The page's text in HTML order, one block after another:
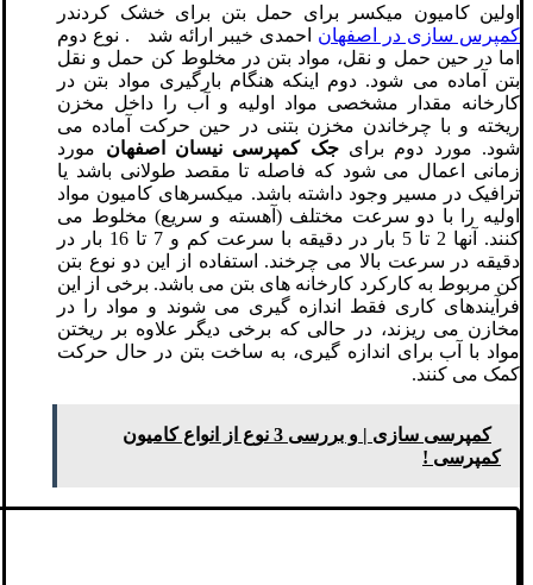
اولین کامیون میکسر برای حمل بتن برای خشک کردندر
کمپرس سازی در اصفهان احمدی خیبر ارائه شد . نوع دوم
اما در حین حمل و نقل، مواد بتن در مخلوط کن حمل و نقل
بتن آماده می شود. دوم اینکه هنگام بارگیری مواد بتن در
کارخانه مقدار مشخصی مواد اولیه و آب را داخل مخزن
ریخته و با چرخاندن مخزن بتنی در حین حرکت آماده می
شود. مورد دوم برایجک کمپرسی نیسان اصفهان مورد
زمانی اعمال می شود که فاصله تا مقصد طولانی باشد یا
ترافیک در مسیر وجود داشته باشد. میکسرهای کامیون مواد
اولیه را با دو سرعت مختلف (آهسته و سریع) مخلوط می
کنند. آنها 2 تا 5 بار در دقیقه با سرعت کم و 7 تا 16 بار در
دقیقه در سرعت بالا می چرخند. استفاده از این دو نوع بتن
کن مربوط به کارکرد کارخانه های بتن می باشد. برخی از این
فرآیندهای کاری فقط اندازه گیری می شوند و مواد را در
مخازن می ریزند، در حالی که برخی دیگر علاوه بر ریختن
مواد با آب برای اندازه گیری، به ساخت بتن در حال حرکت
کمک می کنند.
کمپرسی سازی | و بررسی 3 نوع از انواع کامیون
کمپرسی !